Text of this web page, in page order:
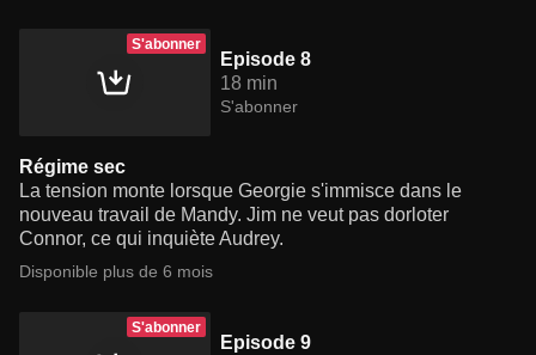
S'abonner
Episode 8
18 min
S'abonner
Régime sec
La tension monte lorsque Georgie s'immisce dans le
nouveau travail de Mandy. Jim ne veut pas dorloter
Connor, ce qui inquiète Audrey.
Disponible plus de 6 mois
S'abonner
Episode 9